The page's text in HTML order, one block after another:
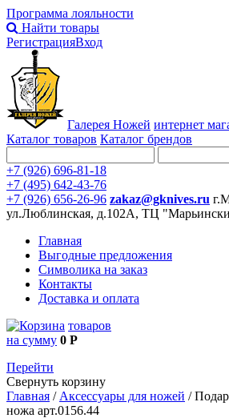
Программа лояльности
Найти товары
РегистрацияВход
Галерея Ножей интернет
Каталог товаров Каталог брендов
+7 (926) 696-81-18
+7 (495) 642-43-76
+7 (926) 656-26-96 zakaz@gknives.ru
ул.Люблинская, д.102А, ТЦ
Главная
Выгодные предложения
Символика на заказ
Контакты
Доставка и оплата
товаров
на сумму 0 Р
Перейти
Свернуть корзину
Главная / Аксессуары для ножей /
ножа арт.0156.44